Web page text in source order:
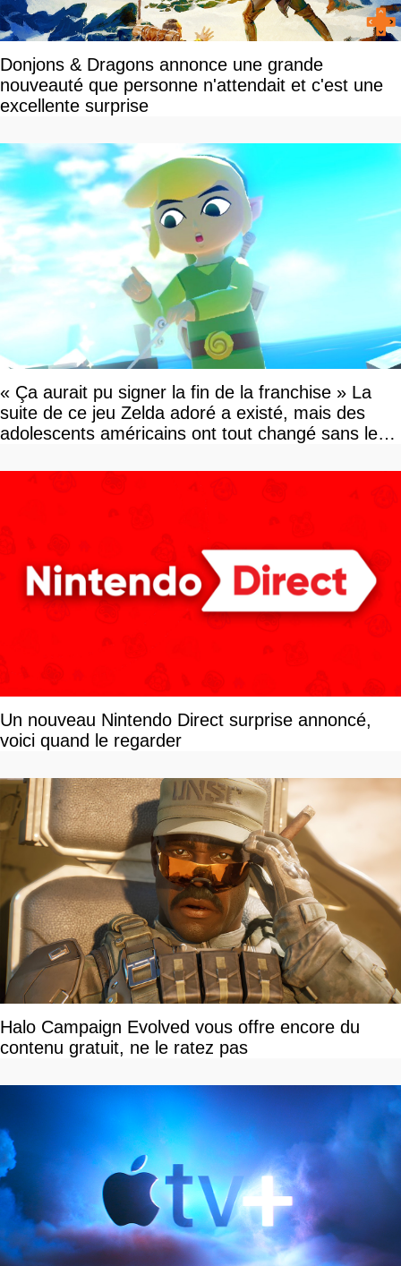
Donjons & Dragons annonce une grande
nouveauté que personne n'attendait et c'est une
excellente surprise
« Ça aurait pu signer la fin de la franchise » La
suite de ce jeu Zelda adoré a existé, mais des
adolescents américains ont tout changé sans le
Un nouveau Nintendo Direct surprise annoncé,
voici quand le regarder
Halo Campaign Evolved vous offre encore du
contenu gratuit, ne le ratez pas